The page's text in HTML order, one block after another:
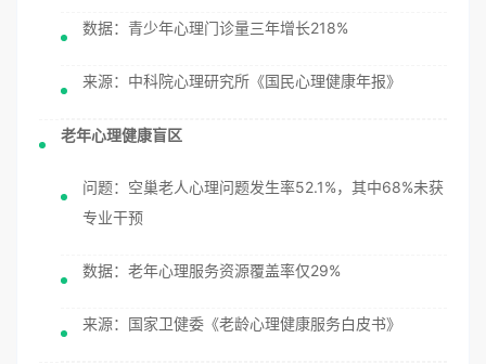
数据：青少年心理门诊量三年增长218%
来源：中科院心理研究所《国民心理健康年报》
老年心理健康盲区
问题：空巢老人心理问题发生率52.1%，其中68%未获
专业干预
数据：老年心理服务资源覆盖率仅29%
来源：国家卫健委《老龄心理健康服务白皮书》